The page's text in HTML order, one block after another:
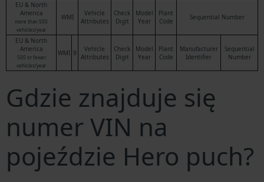
EU & North
America
more than 500
vehicles/year
WMI
Vehicle
Attributes
Check
Digit
Model
Year
Plant
Code
Sequential Number
EU & North
America
500 or fewer
vehicles/year
WMI 9
Vehicle
Attributes
Check
Digit
Model
Year
Plant
Code
Manufacturer
Identifier
Sequential
Number
Gdzie znajduje się
numer VIN na
pojeździe Hero puch?